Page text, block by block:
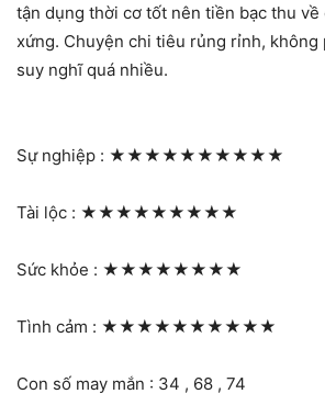
tận dụng thời cơ tốt nên tiền bạc thu về
xứng. Chuyện chi tiêu rủng rỉnh, không
suy nghĩ quá nhiều.
Sự nghiệp : ★★★★★★★★★★
Tài lộc : ★★★★★★★★★
Sức khỏe : ★★★★★★★★
Tình cảm : ★★★★★★★★★★
Con số may mắn : 34 , 68 , 74